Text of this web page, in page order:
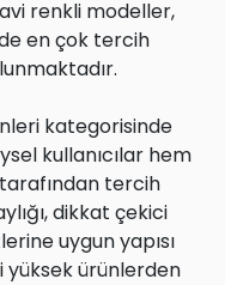
renkli modeller,
en çok tercih
kategorisinde
kullanıcılar hem
tercih
dikkat çekici
uygun yapısı
yüksek ürünlerden